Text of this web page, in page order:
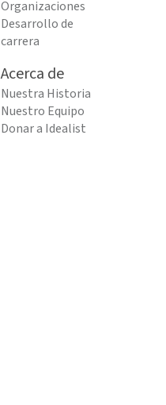
Organizaciones
Desarrollo de
carrera
Acerca de
Nuestra Historia
Nuestro Equipo
Donar a Idealist